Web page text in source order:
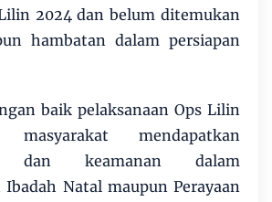
2024 dan belum ditemukan
hambatan dalam persiapan
baik pelaksanaan Ops Lilin
mendapatkan
dan keamanan dalam
Ibadah Natal maupun Perayaan